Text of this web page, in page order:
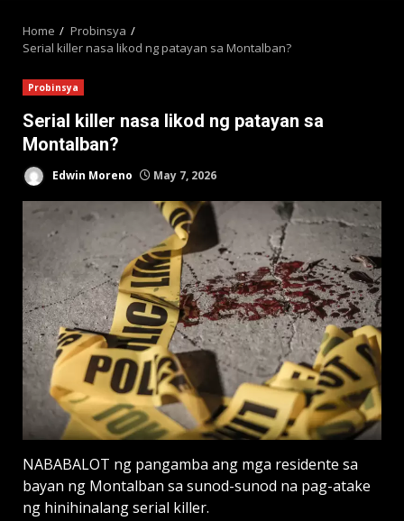
Home
Probinsya
Serial killer nasa likod ng patayan sa Montalban?
Probinsya
Serial killer nasa likod ng patayan sa
Montalban?
Edwin Moreno May 7, 2026
NABABALOT ng pangamba ang mga residente sa
bayan ng Montalban sa sunod-sunod na pag-atake
ng hinihinalang serial killer.